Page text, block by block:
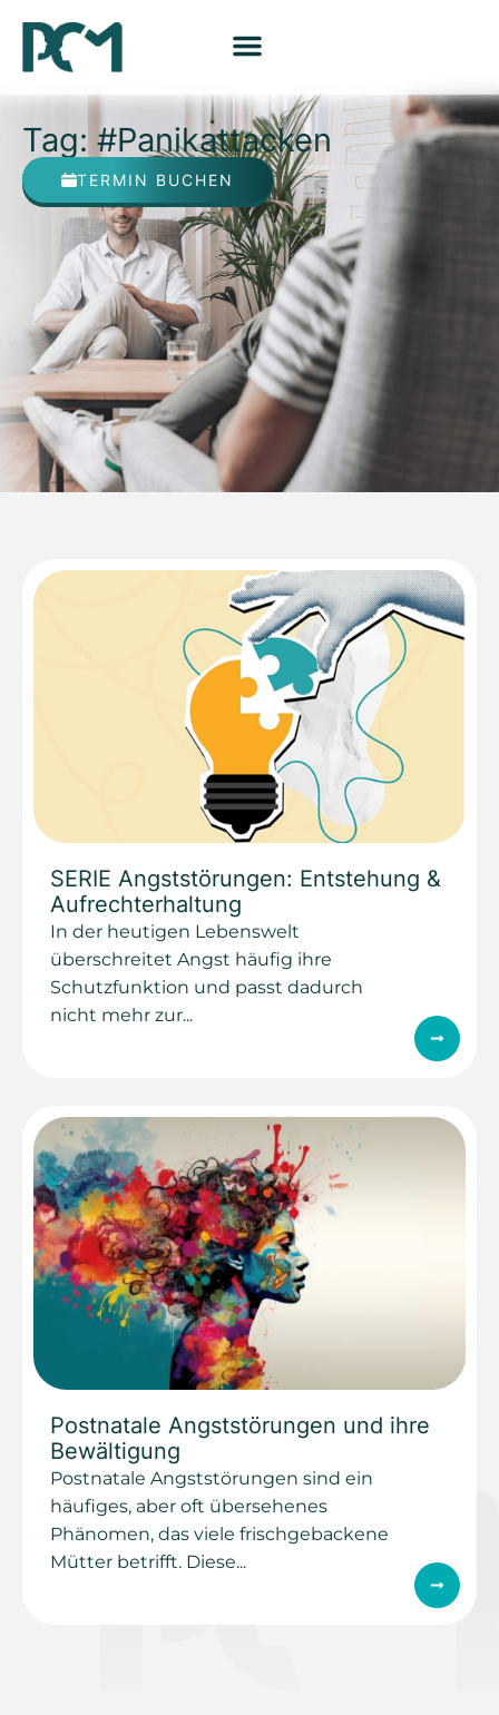
Tag: #Panikattacken
TERMIN BUCHEN
SERIE Angststörungen: Entstehung &
Aufrechterhaltung
In der heutigen Lebenswelt
überschreitet Angst häufig ihre
Schutzfunktion und passt dadurch
nicht mehr zur...
Postnatale Angststörungen und ihre
Bewältigung
Postnatale Angststörungen sind ein
häufiges, aber oft übersehenes
Phänomen, das viele frischgebackene
Mütter betrifft. Diese...